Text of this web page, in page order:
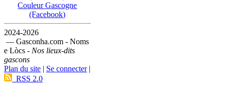
Couleur Gascogne
(Facebook)
2024-2026
— Gasconha.com - Noms
e Lòcs - Nos lieux-dits
gascons
Plan du site | Se connecter|
RSS 2.0